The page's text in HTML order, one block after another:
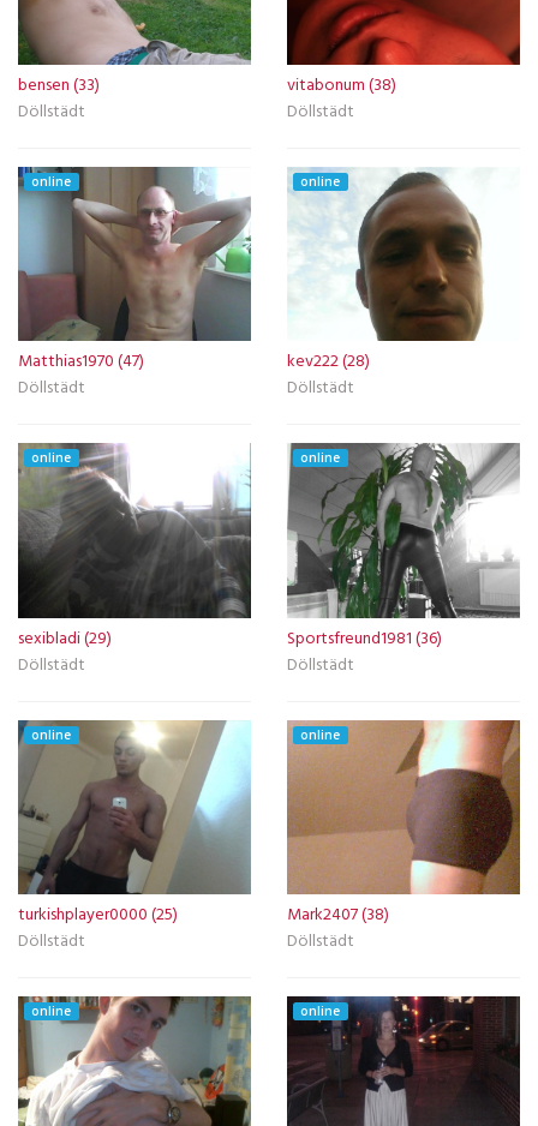
bensen (33)
Döllstädt
vitabonum (38)
Döllstädt
online
Matthias1970 (47)
Döllstädt
online
kev222 (28)
Döllstädt
online
sexibladi (29)
Döllstädt
online
Sportsfreund1981 (36)
Döllstädt
online
turkishplayer0000 (25)
Döllstädt
online
Mark2407 (38)
Döllstädt
online online